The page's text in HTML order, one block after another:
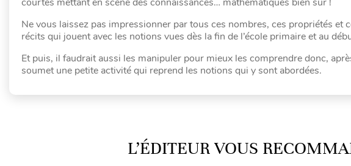
Ne vous laissez pas impressionner par tous ces nombres, ces propriétés et
récits qui jouent avec les notions vues dès la fin de l’école primaire et au
Et puis, il faudrait aussi les manipuler pour mieux les comprendre donc,
soumet une petite activité qui reprend les notions qui y sont abordées.
L’ÉDITEUR VOUS